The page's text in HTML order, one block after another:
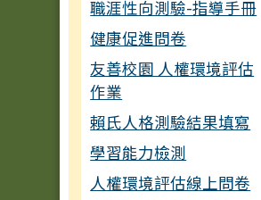
職涯性向測驗-指導手冊
健康促進問卷
友善校園 人權環境評估
作業
賴氏人格測驗結果填寫
學習能力檢測
人權環境評估線上問卷